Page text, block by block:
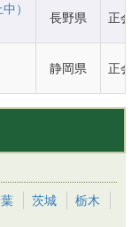
）
長野県 正会
静岡県 正会
茨城
栃木